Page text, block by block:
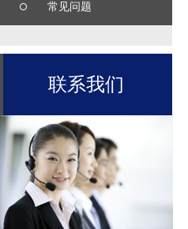
常见问题
联系我们